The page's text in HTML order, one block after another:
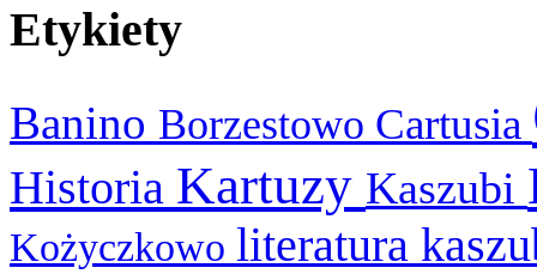
Etykiety
Banino Borzestowo Cartusia
Historia Kartuzy Kaszubi
Kożyczkowo literatura